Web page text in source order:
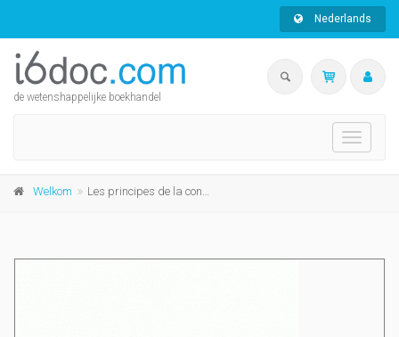
Nederlands
de wetenshappelijke boekhandel
Toggle
Welkom Les principes de la connaissance naturelle